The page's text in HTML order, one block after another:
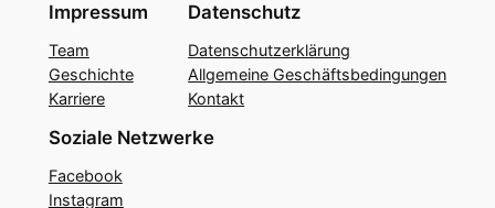
Impressum
Team
Geschichte
Karriere
Datenschutz
Datenschutzerklärung
Allgemeine Geschäftsbedingungen
Kontakt
Soziale Netzwerke
Facebook
Instagram